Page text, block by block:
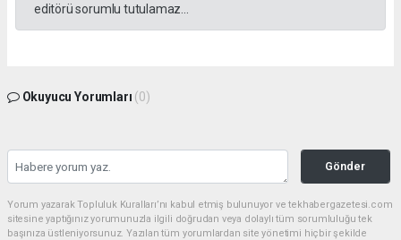
editörü sorumlu tutulamaz...
Okuyucu Yorumları (0)
Gönder
Yorum yazarak Topluluk Kuralları’nı kabul etmiş bulunuyor ve tekhabergazetesi.com
sitesine yaptığınız yorumunuzla ilgili doğrudan veya dolaylı tüm sorumluluğu tek
başınıza üstleniyorsunuz. Yazılan tüm yorumlardan site yönetimi hiçbir şekilde